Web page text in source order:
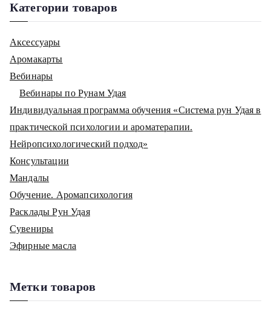
Категории товаров
Аксессуары
Аромакарты
Вебинары
Вебинары по Рунам Удая
Индивидуальная программа обучения «Система рун Удая в
практической психологии и ароматерапии.
Нейропсихологический подход»
Консультации
Мандалы
Обучение. Аромапсихология
Расклады Рун Удая
Сувениры
Эфирные масла
Метки товаров